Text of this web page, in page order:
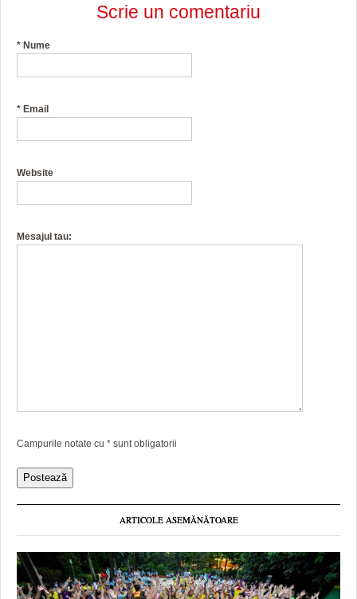
Scrie un comentariu
* Nume
* Email
Website
Mesajul tau:
Campurile notate cu * sunt obligatorii
ARTICOLE ASEMĂNĂTOARE